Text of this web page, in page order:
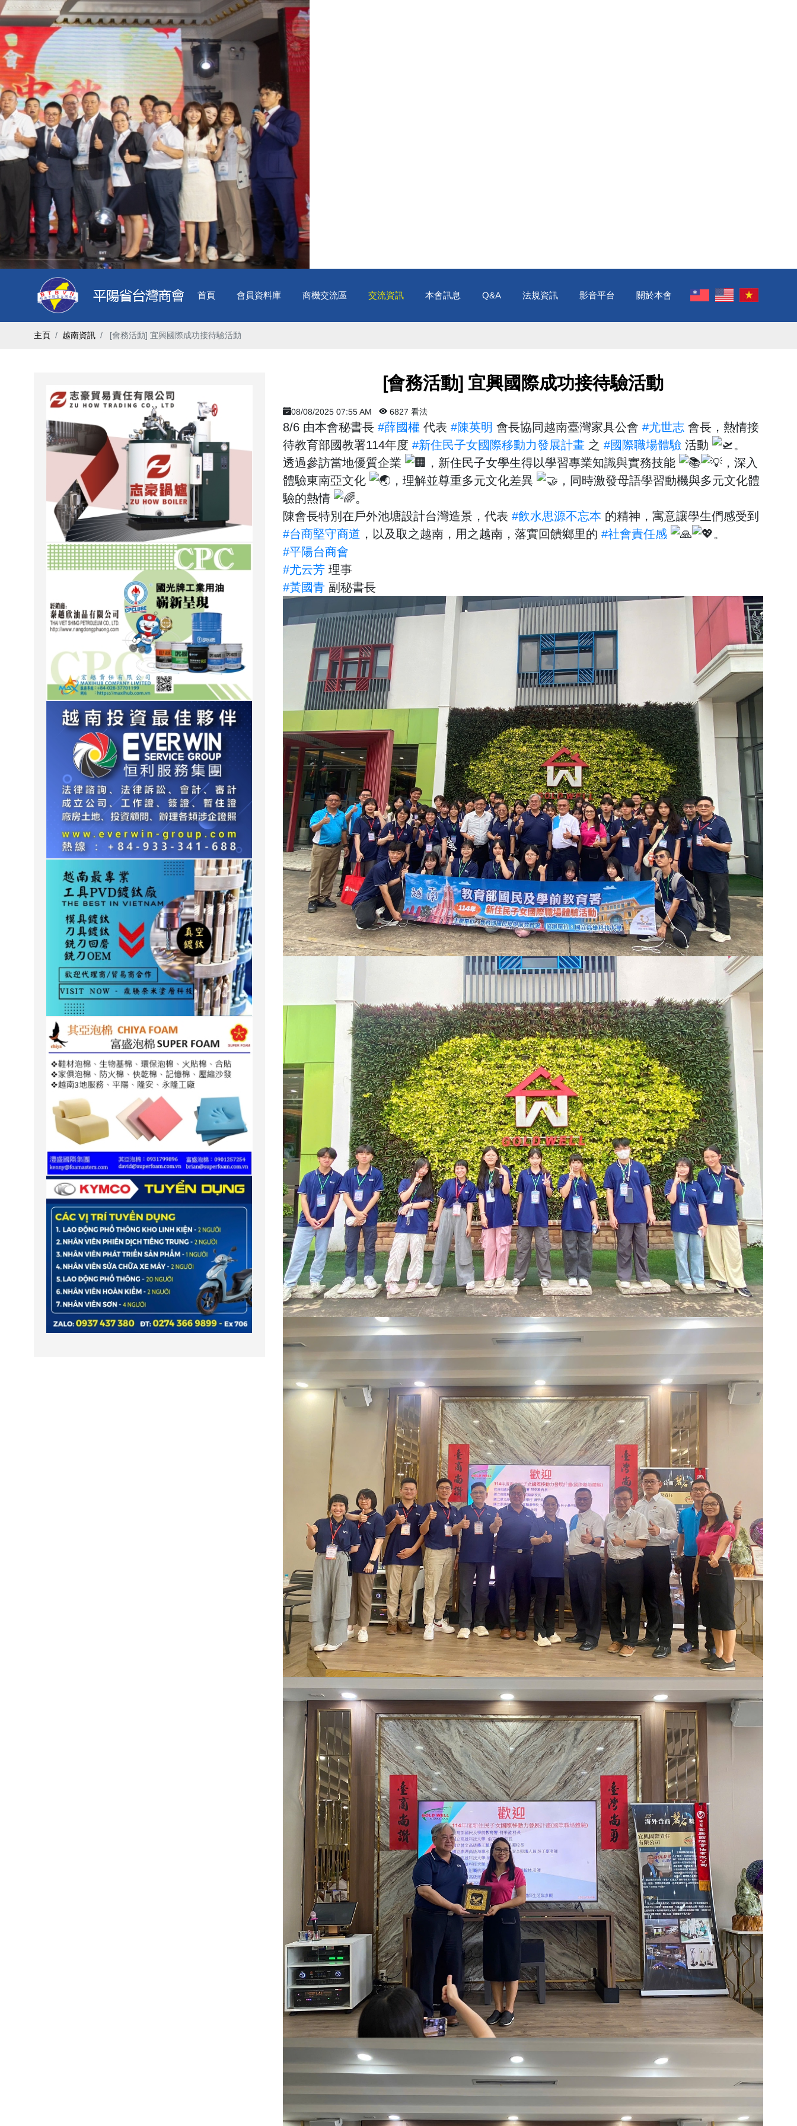
首頁 會員資料庫 商機交流區 交流資訊 本會訊息 Q&A 法規資訊 影音平台 關於本會
主頁 越南資訊 ​ [會務活動] 宜興國際成功接待驗活動 ​
​ [會務活動] 宜興國際成功接待驗活動 ​
08/08/2025 07:55 AM 6827 看法
8/6 由本會秘書長 #薛國權 代表 #陳英明 會長協同越南臺灣家具公會 #尤世志 會長，熱情接
待教育部國教署114年度 #新住民子女國際移動力發展計畫 之 #國際職場體驗 活動
。
透過參訪當地優質企業
，新住民子女學生得以學習專業知識與實務技能
，深入
體驗東南亞文化
，理解並尊重多元文化差異
，同時激發母語學習動機與多元文化體
驗的熱情
。
陳會長特別在戶外池塘設計台灣造景，代表 #飲水思源不忘本 的精神，寓意讓學生們感受到
#台商堅守商道 ，以及取之越南，用之越南，落實回饋鄉里的 #社會責任感
。
#平陽台商會
#尤云芳 理事
#黃國青 副秘書長